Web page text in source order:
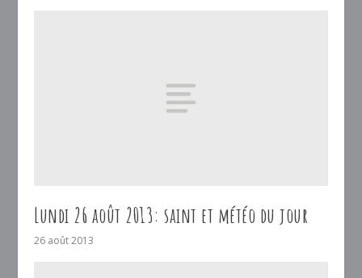
Lundi 26 août 2013: saint et météo du jour
26 août 2013